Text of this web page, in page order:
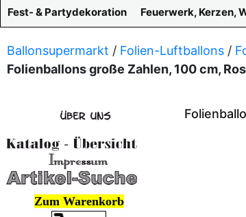
Fest- & Partydekoration
Feuerwerk, Kerzen,
Ballonsupermarkt / Folien-Luftballons /
Folienballons große Zahlen, 100 cm,
Zum Warenkorb